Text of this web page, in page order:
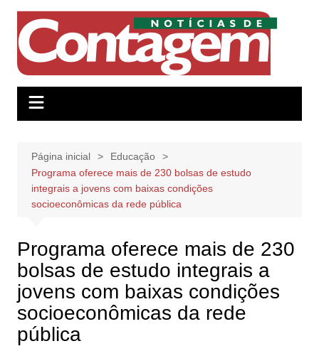
conteúdo
Página inicial
Educação
Programa oferece mais de 230 bolsas de estudo
integrais a jovens com baixas condições
socioeconômicas da rede pública
Programa oferece mais de 230
bolsas de estudo integrais a
jovens com baixas condições
socioeconômicas da rede
pública